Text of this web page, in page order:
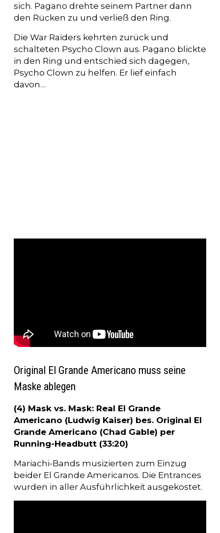
sich. Pagano drehte seinem Partner dann
den Rücken zu und verließ den Ring.
Die War Raiders kehrten zurück und
schalteten Psycho Clown aus. Pagano blickte
in den Ring und entschied sich dagegen,
Psycho Clown zu helfen. Er lief einfach
davon…
Original El Grande Americano muss seine
Maske ablegen
(4) Mask vs. Mask: Real El Grande
Americano (Ludwig Kaiser) bes. Original El
Grande Americano (Chad Gable) per
Running-Headbutt (33:20)
Mariachi-Bands musizierten zum Einzug
beider El Grande Americanos. Die Entrances
wurden in aller Ausführlichkeit ausgekostet.